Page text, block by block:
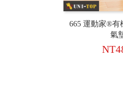
665 運動家®有
氣